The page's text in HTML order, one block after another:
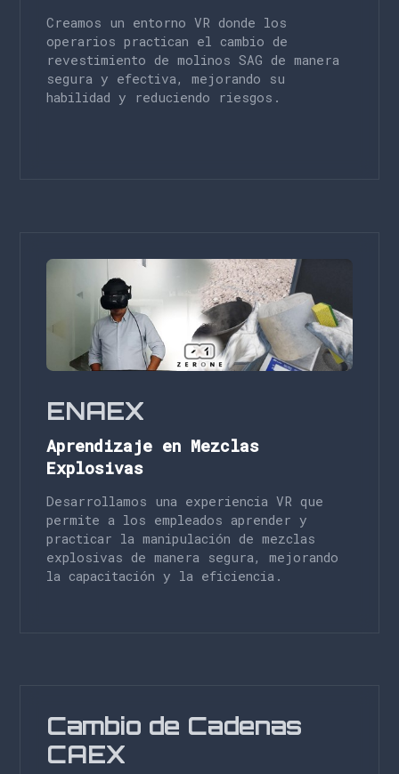
Creamos un entorno VR donde los
operarios practican el cambio de
revestimiento de molinos SAG de manera
segura y efectiva, mejorando su
habilidad y reduciendo riesgos.
ENAEX
Aprendizaje en Mezclas
Explosivas
Desarrollamos una experiencia VR que
permite a los empleados aprender y
practicar la manipulación de mezclas
explosivas de manera segura, mejorando
la capacitación y la eficiencia.
Cambio de Cadenas
CAEX